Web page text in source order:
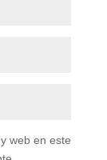
web en este